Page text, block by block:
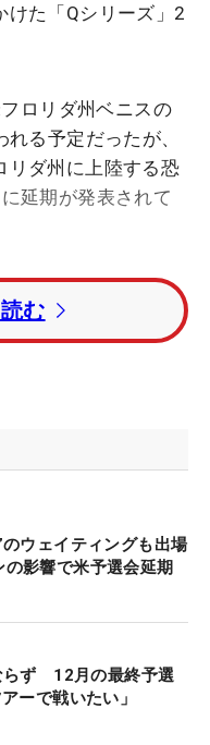
けた「Qシリーズ」2
ロリダ州ベニスの
る予定だったが、
リダ州に上陸する恐
延期が発表されて
決めるとしていたツ
、およそ2週間で
旧なども考慮し、今
おり、今回は2次に
エプソン・ツアー
、国内ツアーからは
。最終予選は12月5
・グローブGCを舞
む
ウェイティングも出場
影響で米予選会延期
らず 12月の最終予選
ーで戦いたい」